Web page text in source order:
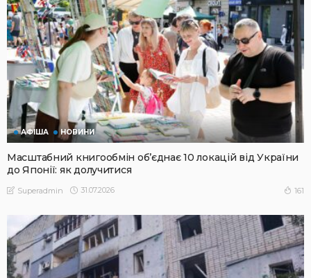
АФІША НОВИНИ
Масштабний книгообмін об’єднає 10 локацій від України
до Японії: як долучитися
Superadmin 31.07.2026 161